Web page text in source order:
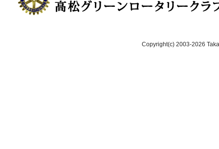
Copyright(c) 2003-2026